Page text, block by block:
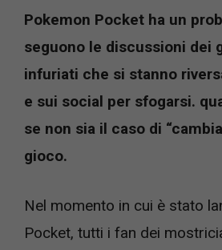
Pokemon Pocket ha un
seguono le discussioni dei
infuriati che si stanno
e sui social per sfogarsi.
se non sia il caso di
gioco.
Nel momento in cui è stato
Pocket, tutti i fan dei